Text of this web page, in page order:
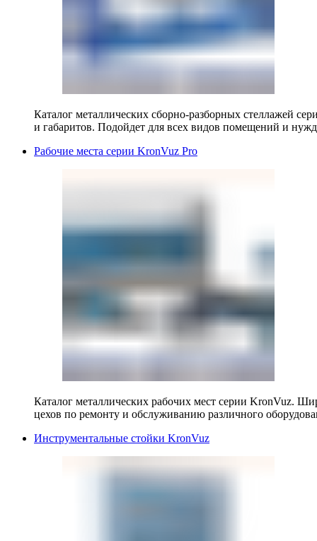
Каталог металлических сборно-разборных стеллажей
и габаритов. Подойдет для всех видов помещений и
Рабочие места серии KronVuz Pro
Каталог металлических рабочих мест серии KronVuz.
цехов по ремонту и обслуживанию различного
Инструментальные стойки KronVuz